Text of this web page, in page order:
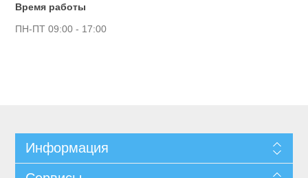
Время работы
ПН-ПТ 09:00 - 17:00
Информация